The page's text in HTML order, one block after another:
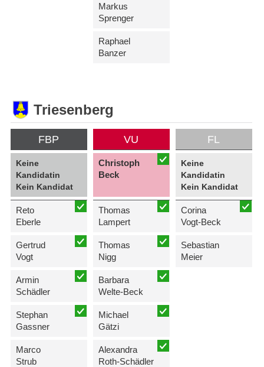
Markus
Sprenger
Raphael
Banzer
Triesenberg
FBP
Keine
Kandidatin
Kein Kandidat
Reto
Eberle
Gertrud
Vogt
Armin
Schädler
Stephan
Gassner
Marco
Strub
VU
Christoph
Beck
Thomas
Lampert
Thomas
Nigg
Barbara
Welte-Beck
Michael
Gätzi
Alexandra
Roth-Schädler
FL
Keine
Kandidatin
Kein Kandidat
Corina
Vogt-Beck
Sebastian
Meier